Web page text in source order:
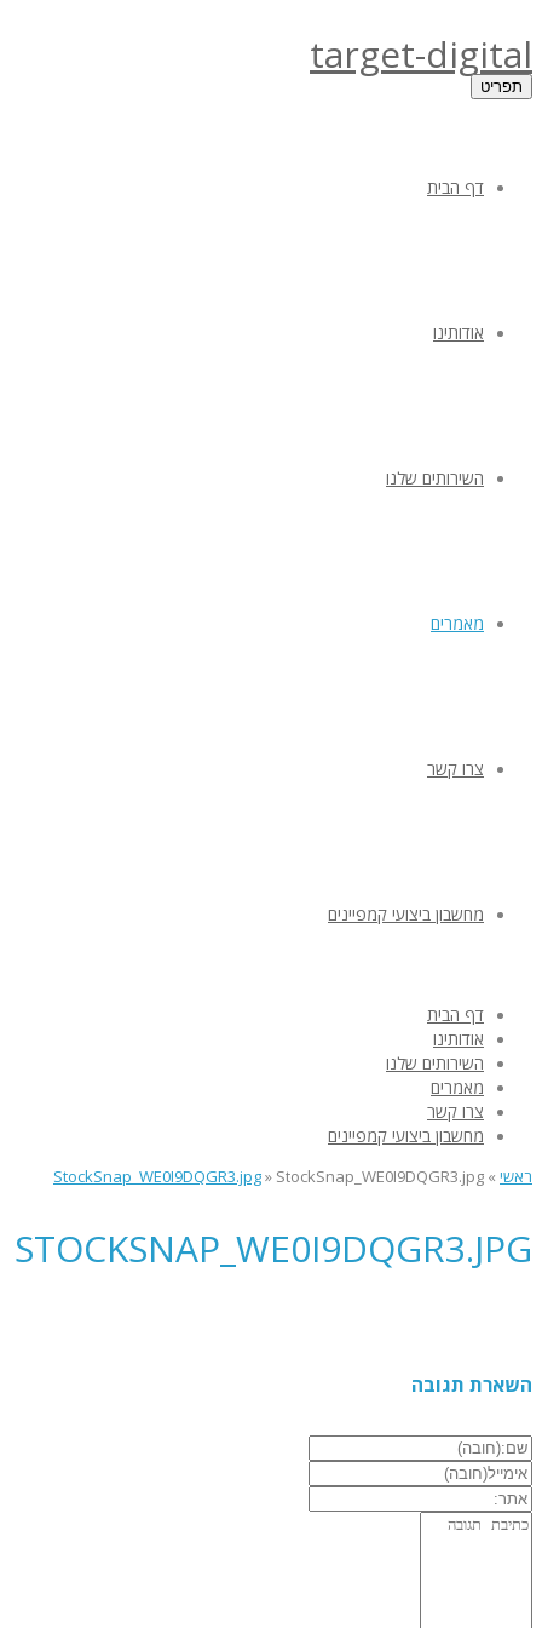
target-digital
תפריט
דף הבית
אודותינו
השירותים שלנו
מאמרים
צרו קשר
מחשבון ביצועי קמפיינים
דף הבית
אודותינו
השירותים שלנו
מאמרים
צרו קשר
מחשבון ביצועי קמפיינים
ראשי »
StockSnap_WE0I9DQGR3.jpg» StockSnap_WE0I9DQGR3.jpg
STOCKSNAP_WE0I9DQGR3.JPG
השארת תגובה